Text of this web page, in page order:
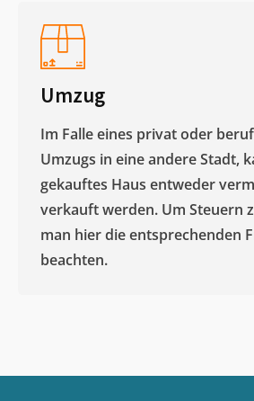
Umzug
Im Falle eines privat oder
Umzugs in eine andere Stadt,
gekauftes Haus entweder
verkauft werden. Um Steuern
man hier die entsprechenden
beachten.